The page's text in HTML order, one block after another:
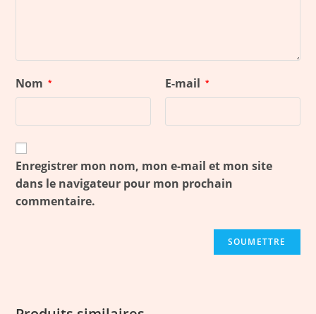
Nom * E-mail *
Enregistrer mon nom, mon e-mail et mon site
dans le navigateur pour mon prochain
commentaire.